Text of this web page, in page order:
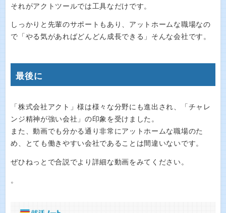
それがアクトツールでは工具なだけです。
しっかりと先輩のサポートもあり、アットホームな職場なの
で「やる気があればどんどん成長できる」そんな会社です。
最後に
「株式会社アクト」様は様々な分野にも進出され、「チャレ
ンジ精神が強い会社」の印象を受けました。
また、動画でも分かる通り非常にアットホームな職場のた
め、とても働きやすい会社であることは間違いないです。
ぜひねっとで合説でより詳細な動画をみてください。
。